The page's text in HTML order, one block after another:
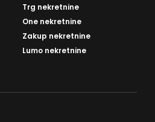
Trg nekretnine
One nekretnine
Zakup nekretnine
Lumo nekretnine